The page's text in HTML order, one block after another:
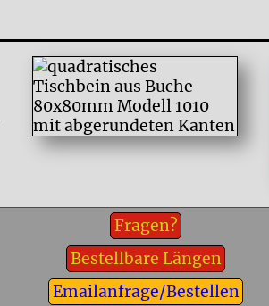
Fragen?
Bestellbare Längen
Emailanfrage/Bestellen